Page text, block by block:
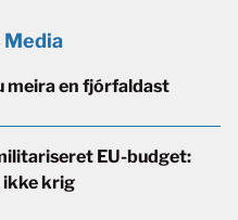
Media
meira en fjórfaldast
EU-budget:
ikke krig